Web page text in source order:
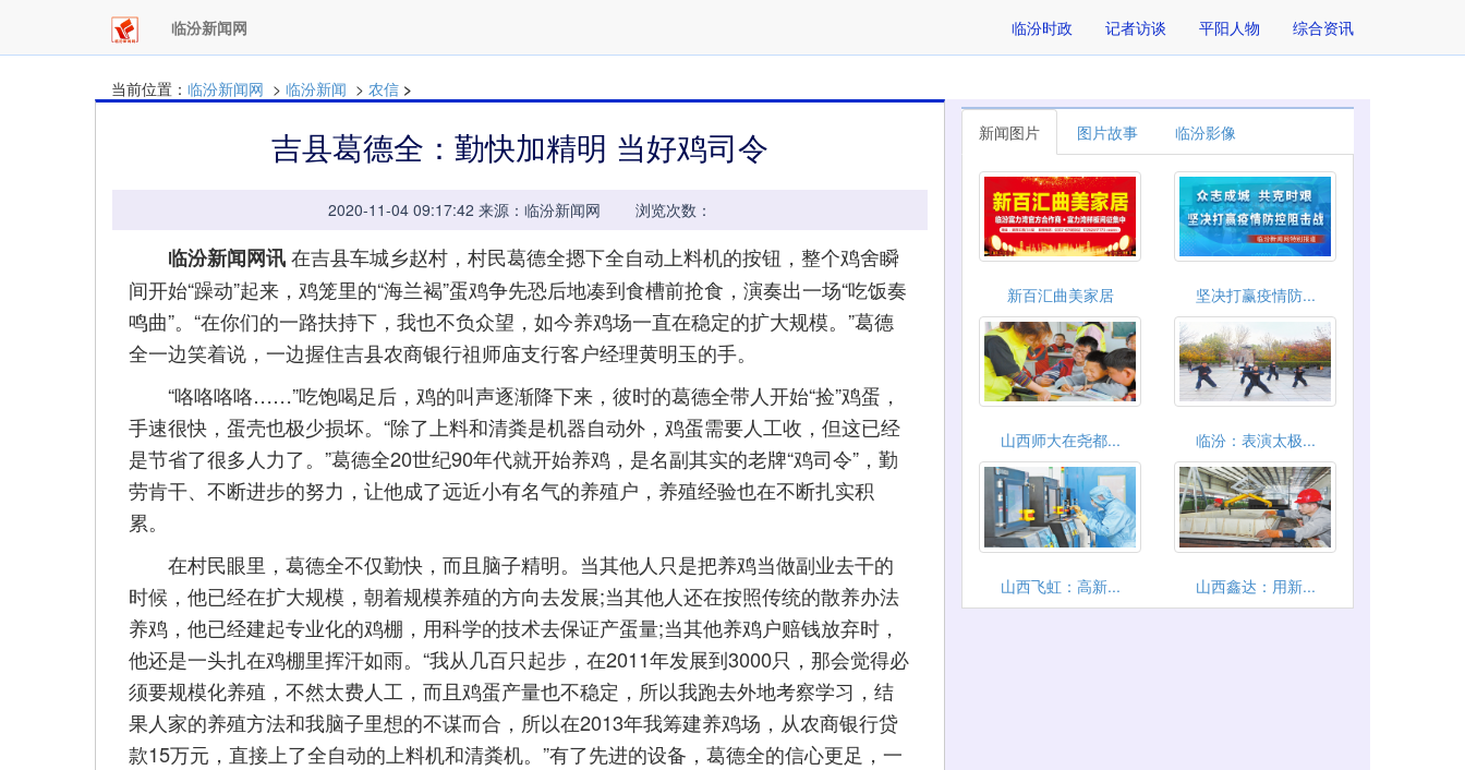
临汾新闻网 临汾时政 记者访谈 平阳人物 综合资讯
当前位置： 临汾新闻网 > 临汾新闻 > 农信 >
吉县葛德全：勤快加精明 当好鸡司令
2020-11-04 09:17:42 来源：临汾新闻网 浏览次数：
临汾新闻网讯在吉县车城乡赵村，村民葛德全摁下全自动上料机的按钮，整个鸡舍瞬
间开始“躁动”起来，鸡笼里的“海兰褐”蛋鸡争先恐后地凑到食槽前抢食，演奏出一场“吃饭奏
鸣曲”。“在你们的一路扶持下，我也不负众望，如今养鸡场一直在稳定的扩大规模。”葛德
全一边笑着说，一边握住吉县农商银行祖师庙支行客户经理黄明玉的手。
“咯咯咯咯……”吃饱喝足后，鸡的叫声逐渐降下来，彼时的葛德全带人开始“捡”鸡蛋，
手速很快，蛋壳也极少损坏。“除了上料和清粪是机器自动外，鸡蛋需要人工收，但这已经
是节省了很多人力了。”葛德全20世纪90年代就开始养鸡，是名副其实的老牌“鸡司令”，勤
劳肯干、不断进步的努力，让他成了远近小有名气的养殖户，养殖经验也在不断扎实积
累。
在村民眼里，葛德全不仅勤快，而且脑子精明。当其他人只是把养鸡当做副业去干的
时候，他已经在扩大规模，朝着规模养殖的方向去发展;当其他人还在按照传统的散养办法
养鸡，他已经建起专业化的鸡棚，用科学的技术去保证产蛋量;当其他养鸡户赔钱放弃时，
他还是一头扎在鸡棚里挥汗如雨。“我从几百只起步，在2011年发展到3000只，那会觉得必
须要规模化养殖，不然太费人工，而且鸡蛋产量也不稳定，所以我跑去外地考察学习，结
果人家的养殖方法和我脑子里想的不谋而合，所以在2013年我筹建养鸡场，从农商银行贷
款15万元，直接上了全自动的上料机和清粪机。”有了先进的设备，葛德全的信心更足，一
新闻图片 图片故事 临汾影像
新百汇曲美家居 坚决打赢疫情防...
山西师大在尧都... 临汾：表演太极...
山西飞虹：高新... 山西鑫达：用新...